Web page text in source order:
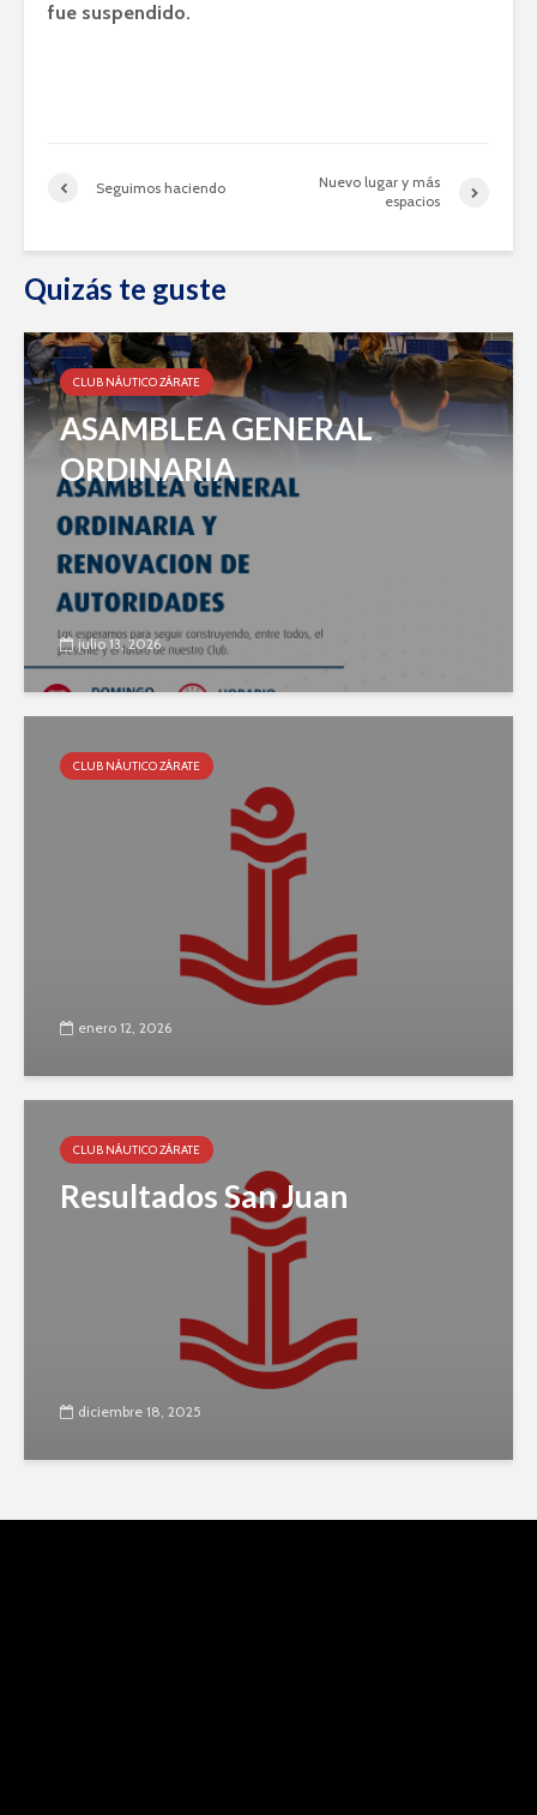
fue suspendido.
Seguimos haciendo
Nuevo lugar y más
espacios
Quizás te guste
CLUB NÁUTICO ZÁRATE
ASAMBLEA GENERAL
ORDINARIA
julio 13, 2026
CLUB NÁUTICO ZÁRATE
enero 12, 2026
CLUB NÁUTICO ZÁRATE
Resultados San Juan
diciembre 18, 2025